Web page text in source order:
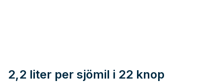
2,2 liter per sjömil i 22 knop